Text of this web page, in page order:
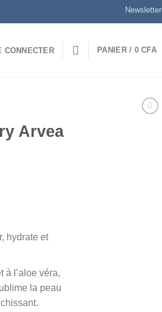
Newsletter
CONNECTER PANIER / 0CFA
Arvea
hydrate et
à l’aloe véra,
la peau